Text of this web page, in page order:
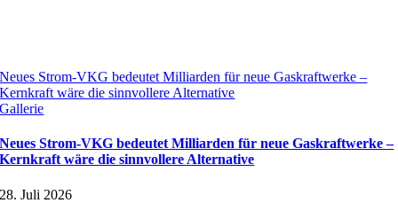
Neues Strom-VKG bedeutet Milliarden für neue Gaskraftwerke –
Kernkraft wäre die sinnvollere Alternative
Gallerie
Neues Strom-VKG bedeutet Milliarden für neue Gaskraftwerke –
Kernkraft wäre die sinnvollere Alternative
28. Juli 2026